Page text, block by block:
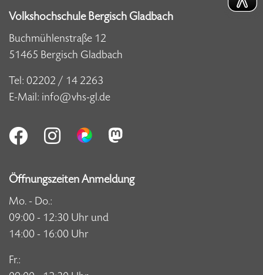
Volkshochschule Bergisch Gladbach
Buchmühlenstraße 12
51465 Bergisch Gladbach
Tel: 02202 / 14 2263
E-Mail: info@vhs-gl.de
Öffnungszeiten Anmeldung
Mo. - Do.:
09:00 - 12:30 Uhr und
14:00 - 16:00 Uhr
Fr.: